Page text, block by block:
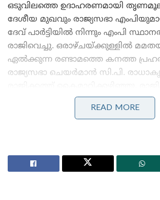
ഒടുവിലത്തെ ഉദാഹരണമായി
ദേശീയ മുഖവും രാജ്യസഭാ
ദേവ് പാർട്ടിയിൽ നിന്നും എംപി
രാജിവെച്ചു. ഒരാഴ്ചയ്ക്കുള്ളിൽ
ഏൽക്കുന്ന രണ്ടാമത്തെ കനത്ത
രാജ്യസഭാ ചെയർമാൻ സി.പി.
സുസ്മിത ദേവ് ഡൽഹിയിൽ വെച്ച്
മുഖ്യമന്ത്രിയും മുതിർന്ന ബിജെപി
ഞെട്ടിച്ചിരിക്കുകയാണ്. അവർ ഉടൻ
ബിജെപിയിൽ ചേരുമെന്നാണ് ദേശീയ
സഞ്ചരിക്കാൻ താല്പര്യമില്ലെന്നും
READ MORE